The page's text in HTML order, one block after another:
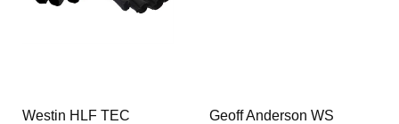
Westin HLF TEC
Geoff Anderson WS